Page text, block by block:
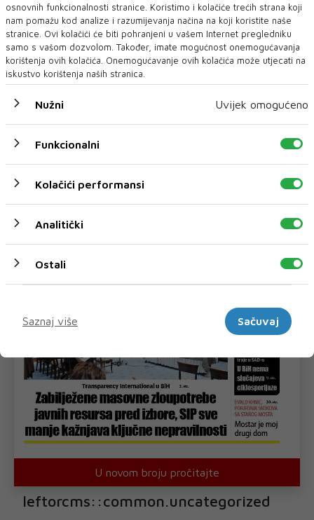
DONOSI TRI DANA FILMA, UMJETNOSTI I
MORA – UVEDENA I NOVA KATEGORIJA „BEST
FILM POSTER AWARD“
Neum će 27., 28. i 29. kolovoza 2026. godine ponovno postati
mjesto susreta filma, mora,...
U novom broju pročitajte
leftorcms::common.uncategorized
osnovnih funkcionalnosti stranice. Koristimo i kolačiće trećih strana koji
nam pomažu kod analize i razumijevanja načina na koji koristite naše
stranice. Ovi kolačići će biti pohranjeni u vašem Internet pregledniku
samo s vašom dozvolom. Također, imate mogućnost onemogućavanja
korištenja ovih kolačića. Onemogućavanje ovih kolačića može utjecati na
iskustvo korištenja naših stranica.
Nužni Uvijek omogućeno
Funkcionalni
Kolačići performansi
Analitički
Ostali
Saznaj više
Sačuvaj